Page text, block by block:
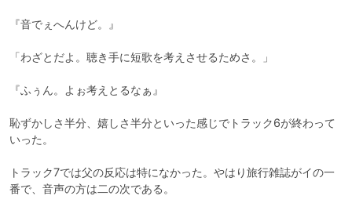
『音でぇへんけど。』
「わざとだよ。聴き手に短歌を考えさせるためさ。」
『ふぅん。よぉ考えとるなぁ』
恥ずかしさ半分、嬉しさ半分といった感じでトラック6が終わって
いった。
トラック7では父の反応は特になかった。やはり旅行雑誌がイの一
番で、音声の方は二の次である。